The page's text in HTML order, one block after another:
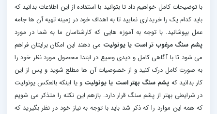
با توضیحات کامل خواهیم داد تا بتوانید با استفاده از این اطلاعات بدانید که
باید کدام یک را خریداری نمایید تا به اهداف خود در زمینه تهیه آن ها جامه
عمل بپوشانید. با توجه به آموزه هایی که کارشناسان ما به شما در مورد
پشم سنگ مرغوب تر است یا یونولیت می دهند این امکان برایتان فراهم
می شود تا با آگاهی کامل و دیدی وسیع در ابتدا محصول مورد نظر خود را
به صورت کامل درک کنید و از خصوصیات آن ها مطلع شوید و پس از این
کار بدانید که پشم سنگ بهتر است یا یونولیت و یا اینکه بالعکس یونولیت
در شرایطی بهتر از پشم سنگ قرار دارد. بازهم این نکته را متذکر می شویم
که همه این موارد را که ذکر شد باید با توجه به نیاز خود در نظر بگیرید که